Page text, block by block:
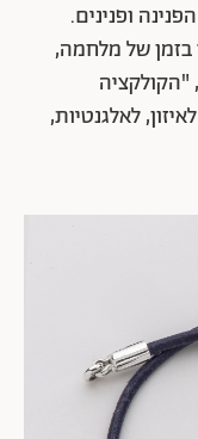
ופנינים.
בזמן של מלחמה,
"הקולקציה
לאלגנטיות,